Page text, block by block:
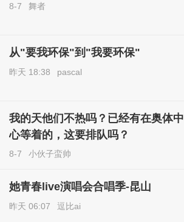
8-7 舞者
从"要我环保"到"我要环保"
昨天 18:38 pascal
我的天他们不热吗？已经有在奥体中
心等着的，这要排队吗？
8-7 小伙子蛮帅
她青春live演唱会合唱季-昆山
昨天 06:07 逗比ai